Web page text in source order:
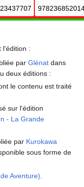
l'édition :
parGlénat dans
deux éditions :
le contenu est traité
sur l'édition
- La Grande
par Kurokawa
sous forme de
Aventure)